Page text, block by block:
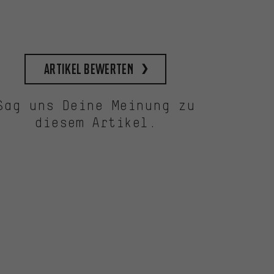
Artikel bewerten
uns Deine Meinung zu
diesem Artikel.